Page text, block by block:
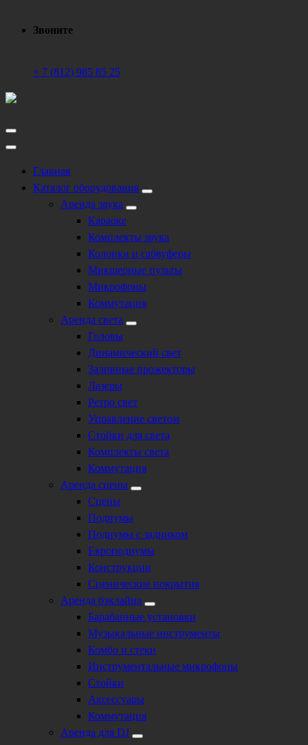
Звоните
+ 7 (812) 985 85 25
Техническое обеспечение мероприятий
Главная
Каталог оборудования
Аренда звука
Караоке
Комплекты звука
Колонки и сабвуферы
Микшерные пульты
Микрофоны
Коммутация
Аренда света
Головы
Динамический свет
Заливные прожекторы
Лазеры
Ретро свет
Управление светом
Стойки для света
Комплекты света
Коммутация
Аренда сцены
Сцены
Подиумы
Подиумы с задником
Европодиумы
Конструкции
Сценические покрытия
Аренда бэклайна
Барабанные установки
Музыкальные инструменты
Комбо и стеки
Инструментальные микрофоны
Стойки
Аксессуары
Коммутация
Аренда для DJ